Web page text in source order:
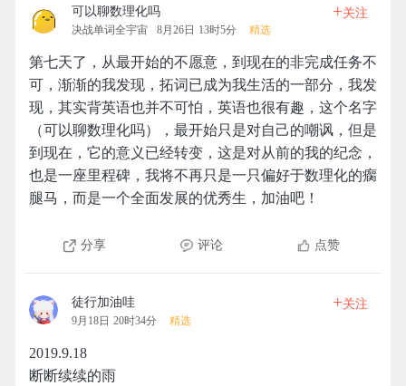
可以聊数理化吗
决战单词全宇宙 8月26日 13时5分 精选
+关注
第七天了，从最开始的不愿意，到现在的非完成任务不
可，渐渐的我发现，拓词已成为我生活的一部分，我发
现，其实背英语也并不可怕，英语也很有趣，这个名字
（可以聊数理化吗），最开始只是对自己的嘲讽，但是
到现在，它的意义已经转变，这是对从前的我的纪念，
也是一座里程碑，我将不再只是一只偏好于数理化的瘸
腿马，而是一个全面发展的优秀生，加油吧！
分享 评论 点赞
徒行加油哇
9月18日 20时34分 精选
+关注
2019.9.18
断断续续的雨